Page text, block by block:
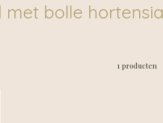
bolle hortensia
1 producten